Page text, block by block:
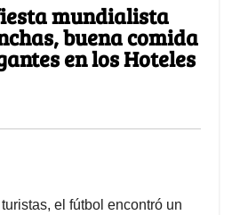
mundialista
buena comida
en los Hoteles
el fútbol encontró un